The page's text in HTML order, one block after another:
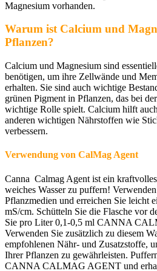
Magnesium vorhanden.
Warum ist Calcium und
Pflanzen?
Calcium und Magnesium sind
benötigen, um ihre Zellwände und
erhalten. Sie sind auch wichtige
grünen Pigment in Pflanzen, das bei
wichtige Rolle spielt. Calcium hilft
anderen wichtigen Nährstoffen wie
verbessern.
Verwendung von CalMag Agent
Canna Calmag Agent ist ein
weiches Wasser zu puffern!
Pflanzmedien und erreichen Sie leicht
mS/cm. Schütteln Sie die Flasche vor
Sie pro Liter 0,1-0,5 ml CANNA
Verwenden Sie zusätzlich zu diesem
empfohlenen Nähr- und Zusatzstoffe,
Ihrer Pflanzen zu gewährleisten.
CANNA CALMAG AGENT und